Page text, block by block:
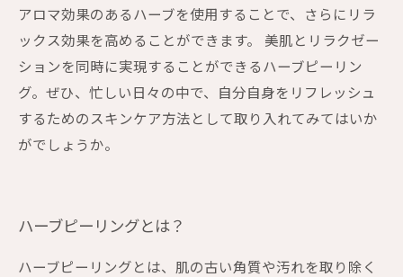
アロマ効果のあるハーブを使用することで、さらにリラ
ックス効果を高めることができます。 美肌とリラクゼー
ションを同時に実現することができるハーブピーリン
グ。ぜひ、忙しい日々の中で、自分自身をリフレッシュ
するためのスキンケア方法として取り入れてみてはいか
がでしょうか。
ハーブピーリングとは？
ハーブピーリングとは、肌の古い角質や汚れを取り除く